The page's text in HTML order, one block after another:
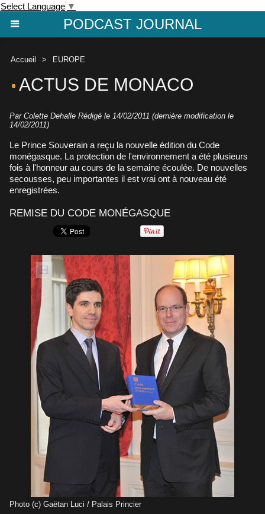
Select Language ▼
PODCAST JOURNAL
Accueil > EUROPE
ACTUS DE MONACO
Par Colette Dehalle Rédigé le 14/02/2011 (dernière modification le
14/02/2011)
Le Prince Souverain a reçu la nouvelle édition du Code
monégasque. La protection de l'environnement a été plusieurs
fois à l'honneur au cours de la semaine écoulée. De nouvelles
secousses, peu importantes il est vrai ont à nouveau été
enregistrées.
REMISE DU CODE MONÉGASQUE
Photo (c) Gaëtan Luci / Palais Princier